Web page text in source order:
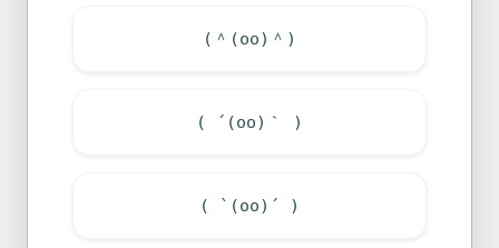
(＾(oo)＾)
( ´(oo)｀ )
( `(oo)´ )